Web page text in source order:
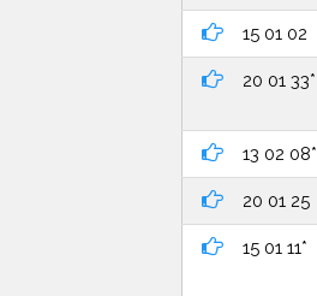
15 01 02
20 01 33*
13 02 08*
20 01 25
15 01 11*